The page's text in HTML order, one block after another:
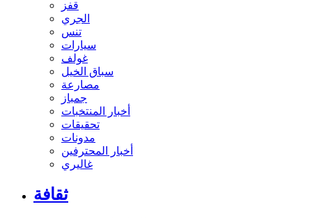
قفز
الجري
تنس
سيارات
غولف
سباق الخيل
مصارعة
جمباز
أخبار المنتخبات
تحقيقات
مدونات
أخبار المحترفين
غاليري
ثقافة